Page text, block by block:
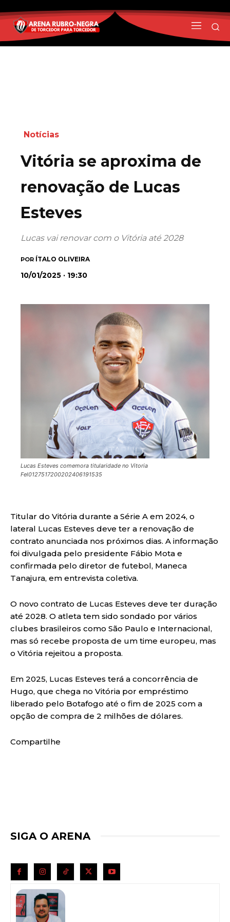
Notícias
Vitória se aproxima de
renovação de Lucas
Esteves
Lucas vai renovar com o Vitória até 2028
POR ÍTALO OLIVEIRA
10/01/2025 · 19:30
Lucas Esteves comemora titularidade no Vitoria
Fel0127517200202406191535
Titular do Vitória durante a Série A em 2024, o
lateral Lucas Esteves deve ter a renovação de
contrato anunciada nos próximos dias. A informação
foi divulgada pelo presidente Fábio Mota e
confirmada pelo diretor de futebol, Maneca
Tanajura, em entrevista coletiva.
O novo contrato de Lucas Esteves deve ter duração
até 2028. O atleta tem sido sondado por vários
clubes brasileiros como São Paulo e Internacional,
mas só recebe proposta de um time europeu, mas
o Vitória rejeitou a proposta.
Em 2025, Lucas Esteves terá a concorrência de
Hugo, que chega no Vitória por empréstimo
liberado pelo Botafogo até o fim de 2025 com a
opção de compra de 2 milhões de dólares.
Compartilhe
SIGA O ARENA